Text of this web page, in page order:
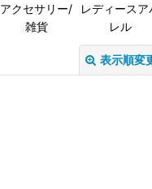
アクセサリー/
雑貨
レディースア
レル
表示順変